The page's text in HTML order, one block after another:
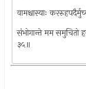
वामश्चास्याः
संभोगान्ते मम समुचितो
३५॥